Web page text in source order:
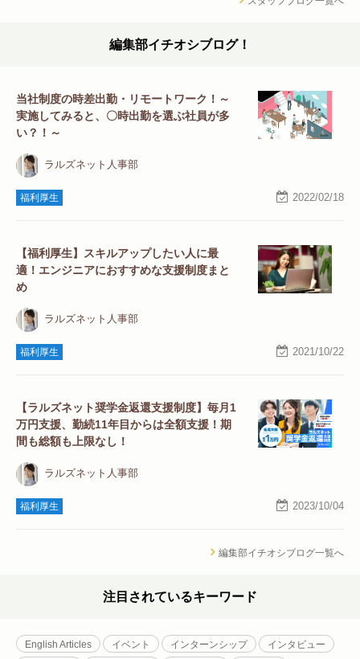
編集部イチオシブログ！
当社制度の時差出勤・リモートワーク！～
実施してみると、〇時出勤を選ぶ社員が多
い？！～
ラルズネット人事部
福利厚生 2022/02/18
【福利厚生】スキルアップしたい人に最
適！エンジニアにおすすめな支援制度まと
め
ラルズネット人事部
福利厚生 2021/10/22
【ラルズネット奨学金返還支援制度】毎月1
万円支援、勤続11年目からは全額支援！期
間も総額も上限なし！
ラルズネット人事部
福利厚生 2023/10/04
編集部イチオシブログ一覧へ
注目されているキーワード
English Articles イベント インターンシップ
インタビュー